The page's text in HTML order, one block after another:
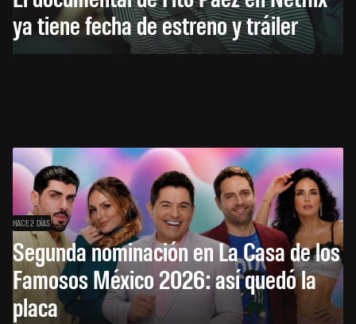
ya tiene fecha de estreno y tráiler
HACE 2 DÍAS
Segunda nominación en La Casa de los
Famosos México 2026: así quedó la
placa